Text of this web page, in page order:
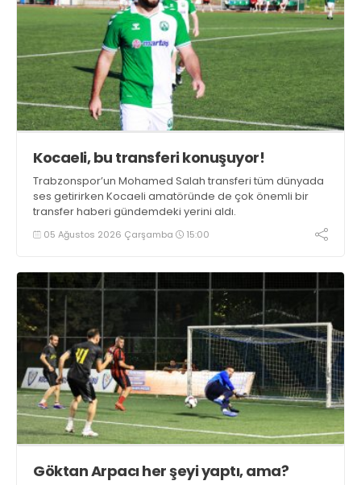
Kocaeli, bu transferi konuşuyor!
Trabzonspor’un Mohamed Salah transferi tüm dünyada
ses getirirken Kocaeli amatöründe de çok önemli bir
transfer haberi gündemdeki yerini aldı.
05 Ağustos 2026 Çarşamba 15:00
Göktan Arpacı her şeyi yaptı, ama?